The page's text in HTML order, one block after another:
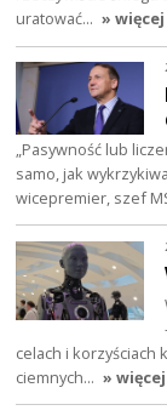
uratować… » więcej
„Pasywność lub
samo, jak
wicepremier, szef
celach i korzyściach
ciemnych… » więcej